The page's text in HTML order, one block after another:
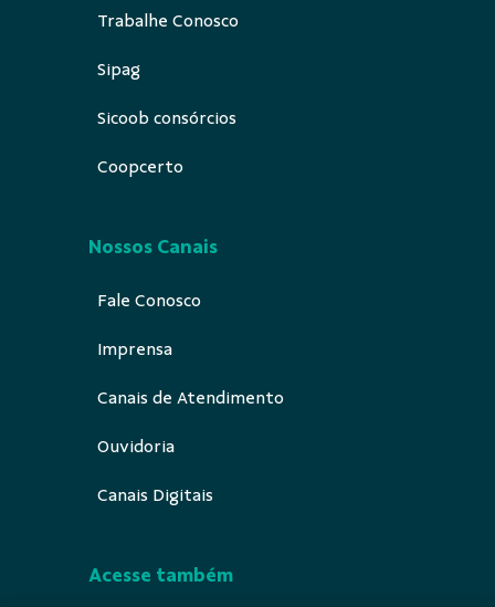
Trabalhe Conosco
Sipag
Sicoob consórcios
Coopcerto
Nossos Canais
Fale Conosco
Imprensa
Canais de Atendimento
Ouvidoria
Canais Digitais
Acesse também